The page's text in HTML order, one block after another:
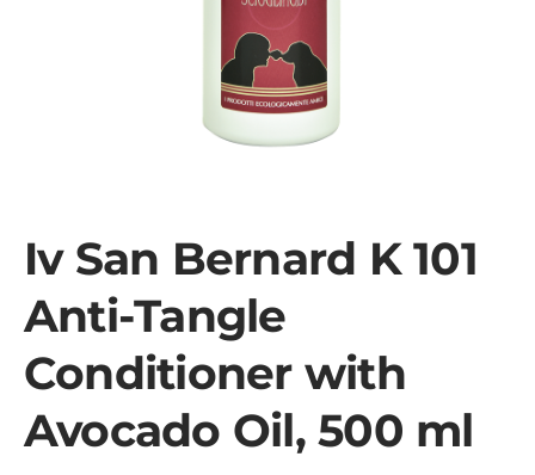
Iv San Bernard K 101
Anti-Tangle
Conditioner with
Avocado Oil, 500 ml